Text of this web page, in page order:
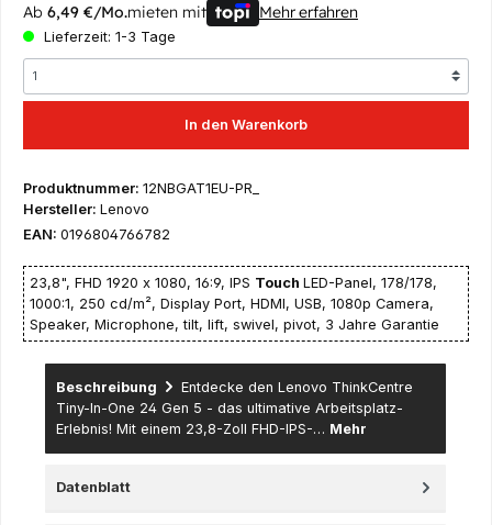
Ab 6,49 €/Mo.mieten mit Mehr erfahren
Lieferzeit: 1-3 Tage
In den Warenkorb
Produktnummer: 12NBGAT1EU-PR_
Hersteller: Lenovo
EAN: 0196804766782
23,8", FHD 1920 x 1080, 16:9, IPS Touch LED-Panel, 178/178,
1000:1, 250 cd/m², Display Port, HDMI, USB, 1080p Camera,
Speaker, Microphone, tilt, lift, swivel, pivot, 3 Jahre Garantie
Beschreibung
Entdecke den Lenovo ThinkCentre
Tiny-In-One 24 Gen 5 - das ultimative Arbeitsplatz-
Erlebnis! Mit einem 23,8-Zoll FHD-IPS-… Mehr
Datenblatt